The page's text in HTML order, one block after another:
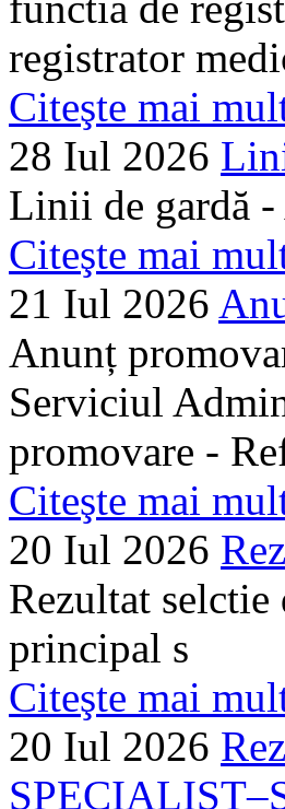
registrator
Citeşte mai
28 Iul 2026
Linii de gardă
Citeşte mai
21 Iul 2026
Anunț
Serviciul
promovare -
Citeşte mai
20 Iul 2026
Rezultat selctie
principal s
Citeşte mai
20 Iul 2026